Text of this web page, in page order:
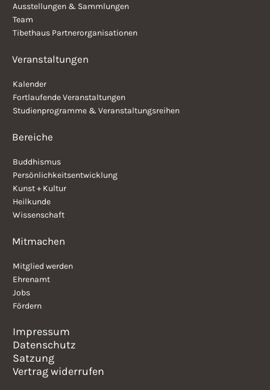
Ausstellungen & Sammlungen
Team
Tibethaus Partnerorganisationen
Veranstaltungen
Kalender
Fortlaufende Veranstaltungen
Studienprogramme & Veranstaltungsreihen
Bereiche
Buddhismus
Persönlichkeitsentwicklung
Kunst + Kultur
Heilkunde
Wissenschaft
Mitmachen
Mitglied werden
Ehrenamt
Jobs
Fördern
Impressum
Datenschutz
Satzung
Vertrag widerrufen